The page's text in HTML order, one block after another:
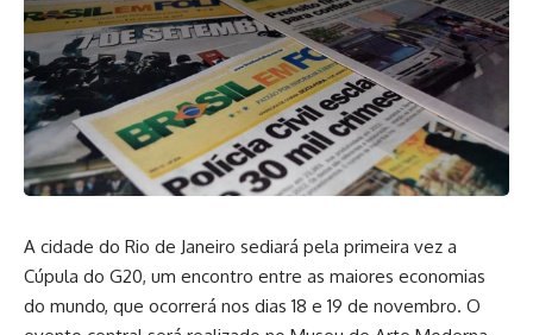
A cidade do Rio de Janeiro sediará pela primeira vez a
Cúpula do G20, um encontro entre as maiores economias
do mundo, que ocorrerá nos dias 18 e 19 de novembro. O